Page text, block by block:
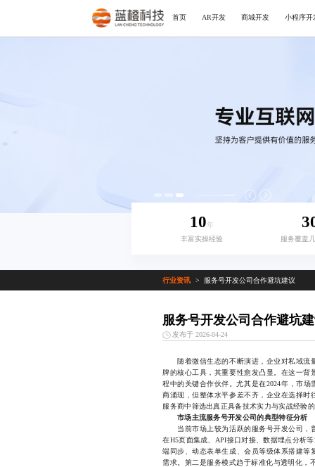
首页 AR开发 商城开发 小程序开
10年
丰富实操经验
服务覆盖
行业资讯 > 服务号开发公司合作避坑建议
服务号开发公司合作避坑
发布于 2026-04-24
随着微信生态的不断演进，企业对私域流
牌的核心工具，其重要性愈发凸显。在这一
程中的关键合作伙伴。尤其是在2024年，市
商涌现，但整体水平参差不齐，企业在选择
服务商中筛选出真正具备技术实力与实战经验
市场主流服务号开发公司的典型特征分析
当前市场上较为活跃的服务号开发公司，
在H5页面集成、API接口对接、数据埋点分析
端同步、动态表单生成、会员等级体系搭建
需求。第二是服务模式趋于标准化与透明化，